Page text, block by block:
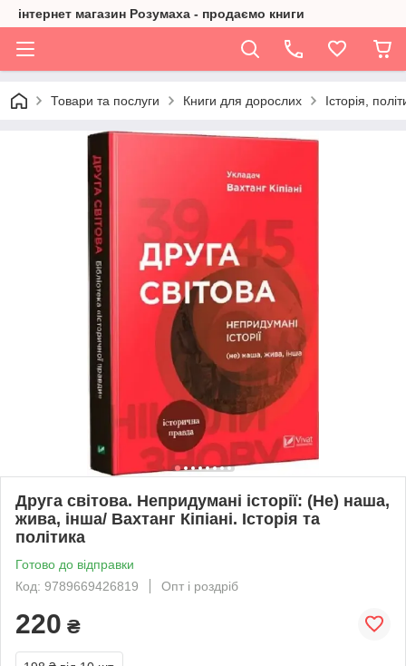
інтернет магазин Розумаха - продаємо книги
Товари та послуги Книги для дорослих Історія,
Друга світова. Непридумані історії: (Не) наша,
жива, інша/ Вахтанг Кіпіані. Історія та
політика
Готово до відправки
Код: 9789669426819
Опт і роздріб
220 ₴